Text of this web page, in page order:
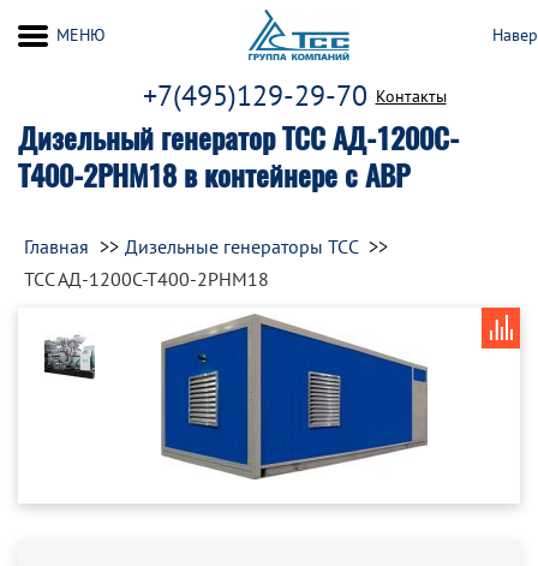
Дизельный генератор ТСС АД-1200С-
Т400-2РНМ18 в контейнере с АВР
+7(495)129-29-70 Контакты
МЕНЮ
Главная
Дизельные генераторы ТСС
ТСС АД-1200С-Т400-2РНМ18